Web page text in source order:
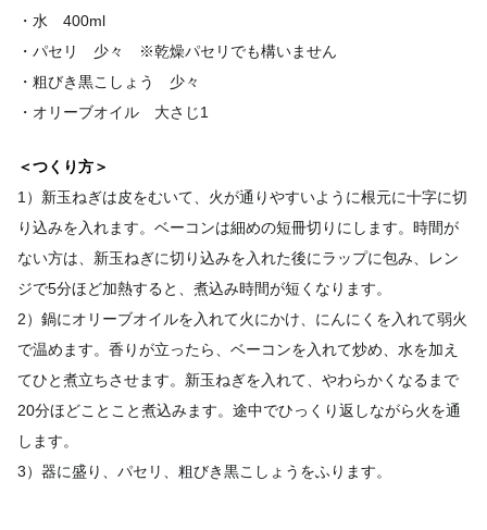
・水 400ml
・パセリ 少々 ※乾燥パセリでも構いません
・粗びき黒こしょう 少々
・オリーブオイル 大さじ1
＜つくり方＞
1）新玉ねぎは皮をむいて、火が通りやすいように根元に十字に切
り込みを入れます。ベーコンは細めの短冊切りにします。時間が
ない方は、新玉ねぎに切り込みを入れた後にラップに包み、レン
ジで5分ほど加熱すると、煮込み時間が短くなります。
2）鍋にオリーブオイルを入れて火にかけ、にんにくを入れて弱火
で温めます。香りが立ったら、ベーコンを入れて炒め、水を加え
てひと煮立ちさせます。新玉ねぎを入れて、やわらかくなるまで
20分ほどことこと煮込みます。途中でひっくり返しながら火を通
します。
3）器に盛り、パセリ、粗びき黒こしょうをふります。